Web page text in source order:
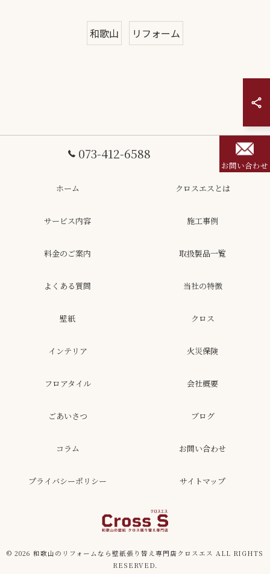
和歌山 リフォーム
073-412-6588
お問い合わせ
ホーム
クロスエスとは
サービス内容 施工事例
料金のご案内 取扱製品一覧
よくある質問 当社の特徴
壁紙 クロス
インテリア 火災保険
フロアタイル 会社概要
ごあいさつ ブログ
コラム お問い合わせ
プライバシーポリシー サイトマップ
© 2026 和歌山のリフォームなら壁紙張り替え専門店クロスエス ALL RIGHTS
RESERVED.